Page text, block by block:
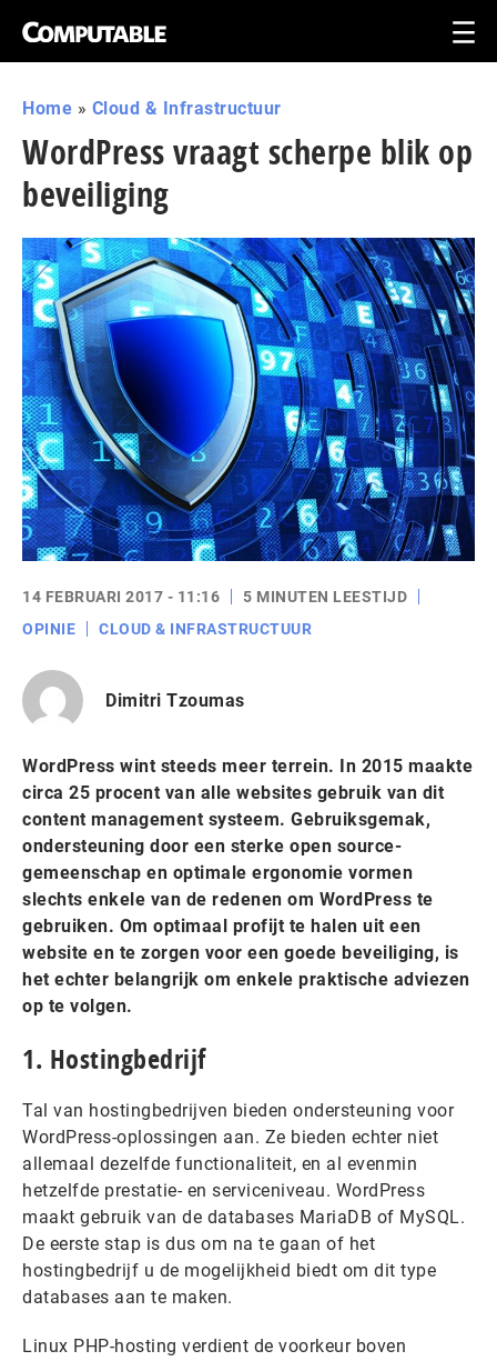
Home » Cloud & Infrastructuur
WordPress vraagt scherpe blik op
beveiliging
14 FEBRUARI 2017 - 11:16
5 MINUTEN LEESTIJD
OPINIE
CLOUD & INFRASTRUCTUUR
Dimitri Tzoumas
WordPress wint steeds meer terrein. In 2015 maakte
circa 25 procent van alle websites gebruik van dit
content management systeem. Gebruiksgemak,
ondersteuning door een sterke open source-
gemeenschap en optimale ergonomie vormen
slechts enkele van de redenen om WordPress te
gebruiken. Om optimaal profijt te halen uit een
website en te zorgen voor een goede beveiliging, is
het echter belangrijk om enkele praktische adviezen
op te volgen.
1. Hostingbedrijf
Tal van hostingbedrijven bieden ondersteuning voor
WordPress-oplossingen aan. Ze bieden echter niet
allemaal dezelfde functionaliteit, en al evenmin
hetzelfde prestatie- en serviceniveau. WordPress
maakt gebruik van de databases MariaDB of MySQL.
De eerste stap is dus om na te gaan of het
hostingbedrijf u de mogelijkheid biedt om dit type
databases aan te maken.
Linux PHP-hosting verdient de voorkeur boven